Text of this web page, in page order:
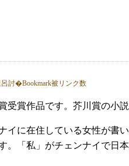
受賞作品です。芥川賞の小
イに在住している女性が書い
。「私」がチェンナイで日